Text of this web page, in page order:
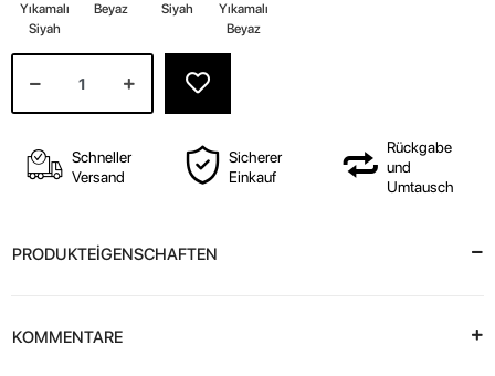
Yıkamalı
Siyah
Beyaz Siyah
Yıkamalı
Beyaz
Schneller
Versand
Sicherer
Einkauf
Rückgabe
und
Umtausch
PRODUKTEİGENSCHAFTEN
KOMMENTARE